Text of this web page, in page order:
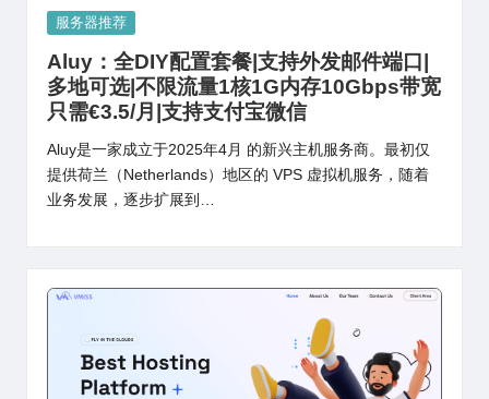
Posted
服务器推荐
Aluy：全DIY配置套餐|支持外发邮件端口|
多地可选|不限流量1核1G内存10Gbps带宽
只需€3.5/月|支持支付宝微信
Aluy是一家成立于2025年4月 的新兴主机服务商。最初仅
提供荷兰（Netherlands）地区的 VPS 虚拟机服务，随着
业务发展，逐步扩展到…